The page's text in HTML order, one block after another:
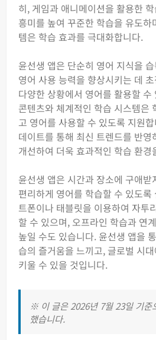
히, 게임과 애니메이션을 활용한
흥미를 높여 꾸준한 학습을 유도
템은 학습 효과를 극대화합니다.
윤선생 앱은 단순히 영어 지식을
영어 사용 능력을 향상시키는 데
다양한 상황에서 영어를 활용할 수
콘텐츠와 체계적인 학습 시스템은
고 영어를 사용할 수 있도록 지원
데이트를 통해 최신 트렌드를 반
개선하여 더욱 효과적인 학습 환경
윤선생 앱은 시간과 장소에 구애받
편리하게 영어를 학습할 수 있도
트폰이나 태블릿을 이용하여 자투
할 수 있으며, 오프라인 학습과 연
높일 수도 있습니다. 윤선생 앱을
습의 즐거움을 느끼고, 글로벌 시
키울 수 있을 것입니다.
※ 이 글은 2026년 7월 23일 기준
했습니다.